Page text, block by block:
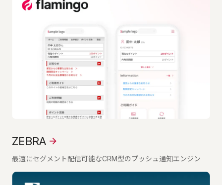
ZEBRA
最適にセグメント配信可能なCRM型のプッシュ通知エンジン